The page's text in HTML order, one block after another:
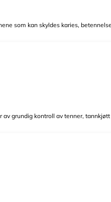
som kan skyldes karies,
av grundig kontroll av tenner,